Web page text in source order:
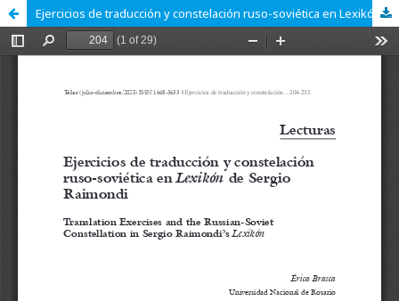
Ejercicios de traducción y constelación ruso-soviética en Lexikón de Sergio Raimondi